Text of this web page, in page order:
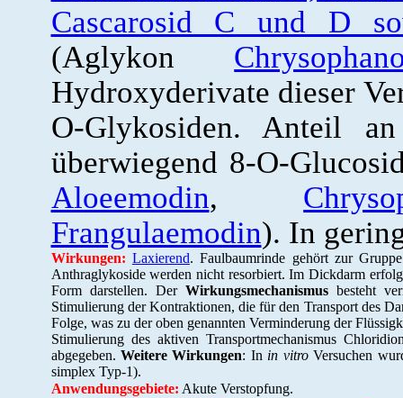
Cascarosid C und D
(Aglykon
Hydroxyderivate dieser
O-Glykosiden. Anteil
überwiegend 8-O-
Aloeemodin,
Frangulaemodin). In
Wirkungen: Laxierend. Faulbaumrinde gehört zur
Anthraglykoside werden nicht resorbiert. Im Dickdarm
Form darstellen. Der Wirkungsmechanismusbesteht
Stimulierung der Kontraktionen, die für den Transport des
Folge, was zu der oben genannten Verminderung der
Stimulierung des aktiven Transportmechanismus
abgegeben. Weitere Wirkungen: In in vitroVersuchen
simplex Typ-1).
Anwendungsgebiete: Akute Verstopfung.